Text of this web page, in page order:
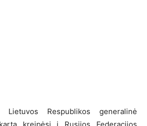
Respublikos generalinė